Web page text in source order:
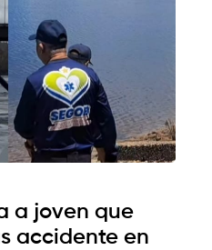
a joven que
accidente en